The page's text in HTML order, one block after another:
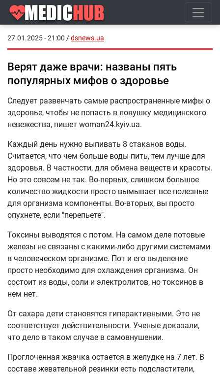
27.01.2025 - 21:00 /dsnews.ua
Верят даже врачи: названы пять
популярных мифов о здоровье
Следует развенчать самые распространенные мифы о
здоровье, чтобы не попасть в ловушку медицинского
невежества, пишет woman24.kyiv.ua.
Каждый день нужно выпивать 8 стаканов воды.
Считается, что чем больше воды пить, тем лучше для
здоровья. В частности, для обмена веществ и красоты.
Но это совсем не так. Во-первых, слишком большое
количество жидкости просто вымывает все полезные
для организма компоненты. Во-вторых, вы просто
опухнете, если "перепьете".
Токсины выводятся с потом. На самом деле потовые
железы не связаны с какими-либо другими системами
в человеческом организме. Пот и его выделение
просто необходимо для охлаждения организма. Он
состоит из воды, соли и электролитов, но токсинов в
нем нет.
От сахара дети становятся гиперактивными. Это не
соответствует действительности. Ученые доказали,
что дело в таком случае в самовнушении.
Проглоченная жвачка остается в желудке на 7 лет. В
составе жевательной резинки есть подсластители,